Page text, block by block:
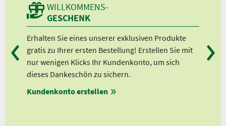
WILLKOMMENS-
GESCHENK
Erhalten Sie eines unserer exklusiven Produkte
gratis zu Ihrer ersten Bestellung! Erstellen Sie mit
nur wenigen Klicks Ihr Kundenkonto, um sich
dieses Dankeschön zu sichern.
Kundenkonto erstellen
Ab